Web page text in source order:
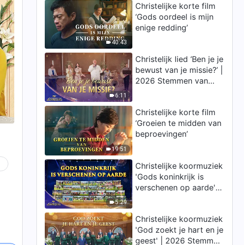
Christelijke dans ‘De
betekenis van Gods
verschijning’ | Nederlandse
Ondertiteling
6:06
Christelijk lied ‘Zij die oprecht
van God houden, zijn allen
eerlijke mensen’ Kinderdans
3:42
Christelijk lied ‘De
Mensenzoon is verschenen’
Kinderdans
3:20
Christelijke dans ‘Christus’
koninkrijk is verwezenlijkt
onder de mensen’ |
Nederlandse Ondertiteling
Christelijk lied 2018 ‘Zij die
God oprecht liefhebben zijn
40:43
Christelijke korte film
‘Gods oordeel is mijn
enige redding’
6:11
Christelijk lied ‘Ben je je
bewust van je missie?’ |
2026 Stemmen van
19:51
Christelijke korte film
‘Groeien te midden van
beproevingen’
5:29
Christelijke koormuziek
'Gods koninkrijk is
verschenen op aarde' |
Christelijke koormuziek
'God zoekt je hart en je
geest' | 2026 Stemmen